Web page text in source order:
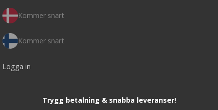
Kommer snart
Kommer snart
Logga in
Trygg betalning & snabba leveranser!